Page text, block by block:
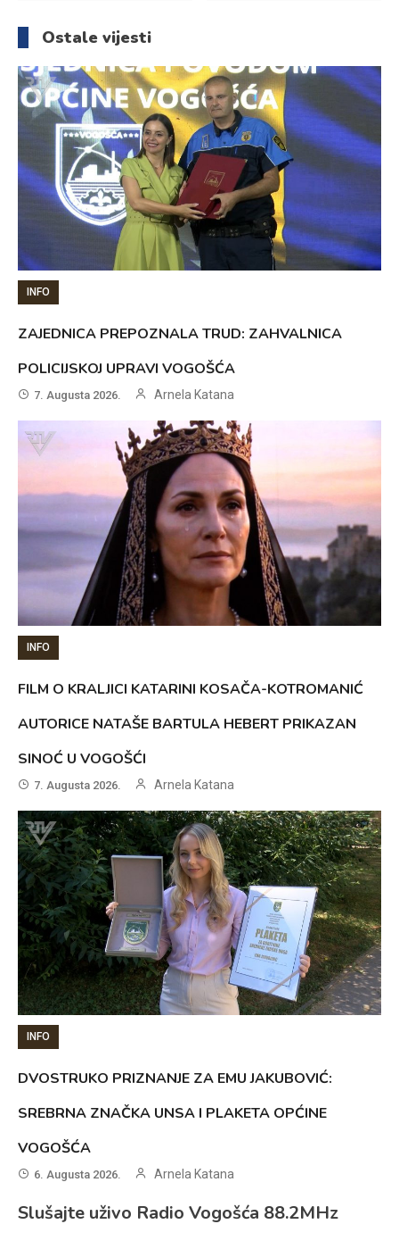
članaka
Ostale vijesti
INFO
ZAJEDNICA PREPOZNALA TRUD: ZAHVALNICA
POLICIJSKOJ UPRAVI VOGOŠĆA
7. Augusta 2026. Arnela Katana
INFO
FILM O KRALJICI KATARINI KOSAČA-KOTROMANIĆ
AUTORICE NATAŠE BARTULA HEBERT PRIKAZAN
SINOĆ U VOGOŠĆI
7. Augusta 2026. Arnela Katana
INFO
DVOSTRUKO PRIZNANJE ZA EMU JAKUBOVIĆ:
SREBRNA ZNAČKA UNSA I PLAKETA OPĆINE
VOGOŠĆA
6. Augusta 2026. Arnela Katana
Slušajte uživo Radio Vogošća 88.2MHz